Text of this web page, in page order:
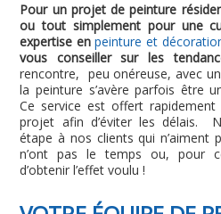
Pour un projet de peinture
ou tout simplement pour une
expertise enpeinture et
vous conseiller sur les
rencontre, peu onéreuse, avec
la peinture s’avère parfois être
Ce service est offert
projet afin d’éviter les délais.
étape à nos clients qui n’aiment
n’ont pas le temps ou, pour
d’obtenir l’effet voulu !